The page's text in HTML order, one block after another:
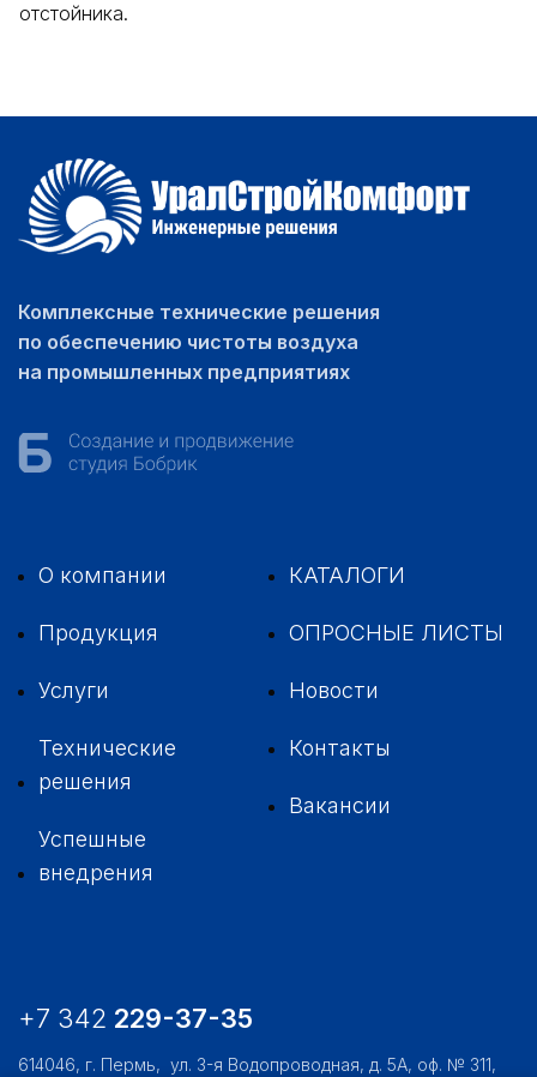
отстойника.
Комплексные технические решения
по обеспечению чистоты воздуха
на промышленных предприятиях
О компании
Продукция
Услуги
Технические
решения
Успешные
внедрения
КАТАЛОГИ
ОПРОСНЫЕ ЛИСТЫ
Новости
Контакты
Вакансии
+7 342 229-37-35
614046, г. Пермь, ул. 3-я Водопроводная, д. 5А, оф. № 311,